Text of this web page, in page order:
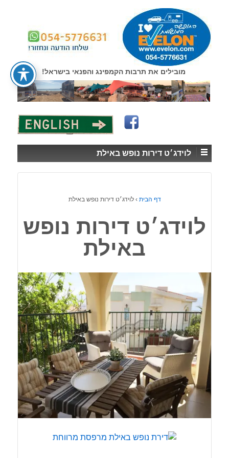
SKIP
MAIN
CONTENT
מובילים את תרבות הקמפינג והפנאי בישראל!
לוידג׳ט דירות נופש באילת
דף הבית › לוידג׳ט דירות נופש באילת
לוידג׳ט דירות נופש
באילת